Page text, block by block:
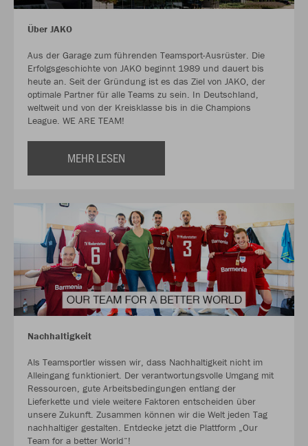
Über JAKO
Aus der Garage zum führenden Teamsport-Ausrüster. Die
Erfolgsgeschichte von JAKO beginnt 1989 und dauert bis
heute an. Seit der Gründung ist es das Ziel von JAKO, der
optimale Partner für alle Teams zu sein. In Deutschland,
weltweit und von der Kreisklasse bis in die Champions
League. WE ARE TEAM!
MEHR LESEN
Nachhaltigkeit
Als Teamsportler wissen wir, dass Nachhaltigkeit nicht im
Alleingang funktioniert. Der verantwortungsvolle Umgang mit
Ressourcen, gute Arbeitsbedingungen entlang der
Lieferkette und viele weitere Faktoren entscheiden über
unsere Zukunft. Zusammen können wir die Welt jeden Tag
nachhaltiger gestalten. Entdecke jetzt die Plattform „Our
Team for a better World“!